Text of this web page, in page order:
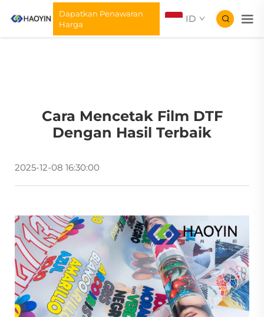
Dapatkan Penawaran
Harga
ID
Cara Mencetak Film DTF
Dengan Hasil Terbaik
2025-12-08 16:30:00